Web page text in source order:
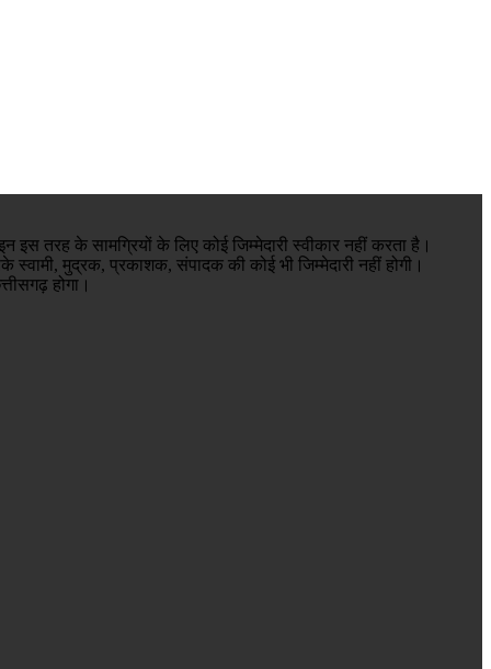
तरह के सामग्रियों के लिए कोई जिम्मेदारी स्वीकार नहीं करता है।
मुद्रक, प्रकाशक, संपादक की कोई भी जिम्मेदारी नहीं होगी।
होगा।